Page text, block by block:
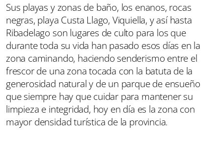
Sus playas y zonas de baño, los enanos, rocas
negras, playa Custa Llago, Viquiella, y así hasta
Ribadelago son lugares de culto para los que
durante toda su vida han pasado esos días en la
zona caminando, haciendo senderismo entre el
frescor de una zona tocada con la batuta de la
generosidad natural y de un parque de ensueño
que siempre hay que cuidar para mantener su
limpieza e integridad, hoy en día es la zona con
mayor densidad turística de la provincia.